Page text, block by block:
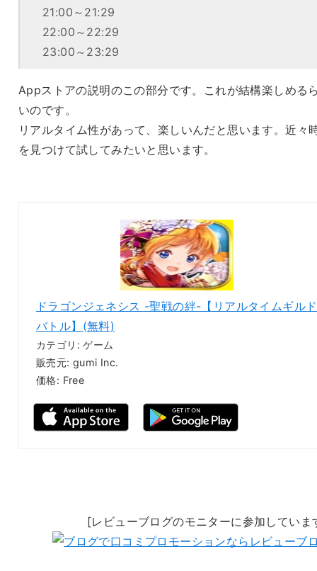
21:00～21:29
22:00～22:29
23:00～23:29
Appストアの説明のこの部分です。これが結構楽しめる
いのです。
リアルタイム性があって、楽しいんだと思います。近々
を見つけて試してみたいと思います。
ドラゴンジェネシス -聖戦の絆-【リアルタイムギルド
バトル】(無料)
カテゴリ: ゲーム
販売元: gumi Inc.
価格: Free
[レビューブログのモニターに参加していま